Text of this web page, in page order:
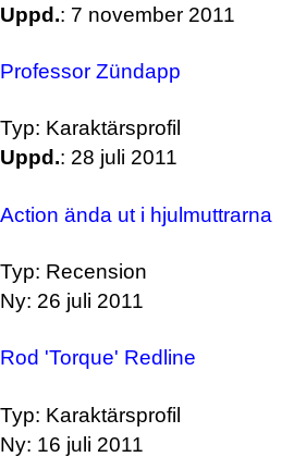
Uppd.: 7 november 2011
Professor Zündapp
Typ: Karaktärsprofil
Uppd.: 28 juli 2011
Action ända ut i hjulmuttrarna
Typ: Recension
Ny: 26 juli 2011
Rod 'Torque' Redline
Typ: Karaktärsprofil
Ny: 16 juli 2011